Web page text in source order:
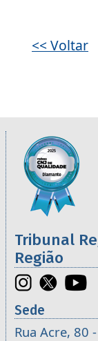
<< Voltar
Informações
Imagem
Tribunal
Região
Sede
Rua Acre, 80